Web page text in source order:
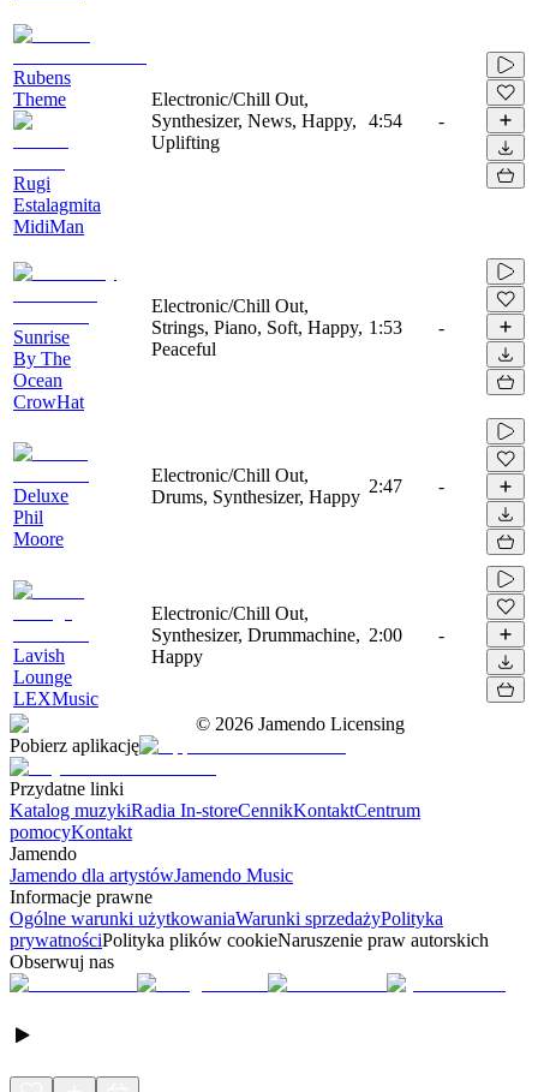
Rubens
Theme
Rugi
Estalagmita
MidiMan
Electronic/Chill Out,
Synthesizer, News, Happy,
Uplifting
4:54 -
Sunrise
By The
Ocean
CrowHat
Electronic/Chill Out,
Strings, Piano, Soft, Happy,
Peaceful
1:53 -
Deluxe
Phil
Moore
Electronic/Chill Out,
Drums, Synthesizer, Happy
2:47 -
Lavish
Lounge
LEXMusic
Electronic/Chill Out,
Synthesizer, Drummachine,
Happy
2:00 -
© 2026 Jamendo Licensing
Pobierz aplikację
Przydatne linki
Katalog muzykiRadia In-storeCennikKontaktCentrum
pomocyKontakt
Jamendo
Jamendo dla artystówJamendo Music
Informacje prawne
Ogólne warunki użytkowaniaWarunki sprzedażyPolityka
prywatnościPolityka plików cookieNaruszenie praw autorskich
Obserwuj nas